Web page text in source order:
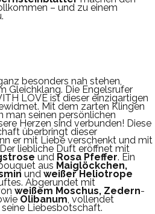
– und zu einem
besonders nah stehen,
Gleichklang. Die Engelsrufer
LOVE ist dieser einzigartigen
Mit dem zarten Klingen
man seinen persönlichen
Herzen sind verbunden! Diese
überbringt dieser
er mit Liebe verschenkt und mit
liebliche Duft eröffnet mit
und Rosa Pfeffer. Ein
aus Maiglöckchen,
und weißer Heliotrope
Abgerundet mit
weißem Moschus, Zedern-
Olibanum, vollendet
Liebesbotschaft.